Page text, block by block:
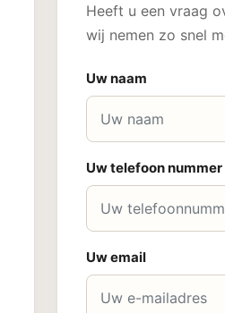
Heeft u een vraag
wij nemen zo snel
Uw naam
Uw telefoon nummer
Uw email